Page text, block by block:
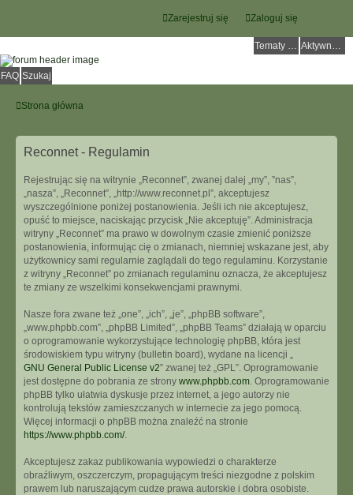
Zaloguj się
Zarejestruj się
Tematy bez odpowiedzi Aktywne tematy
FAQ Szukaj
Strona główna
Reconnet - Regulamin
Rejestrując się na witrynie „Reconnet”, zwanej dalej „my”, ”nas”,
„nasza”, „Reconnet”, „http://www.reconnet.pl”, akceptujesz
wyszczególnione poniżej postanowienia. Jeśli ich nie akceptujesz,
opuść to miejsce, naciskając przycisk „Nie akceptuję”. Administracja
witryny „Reconnet” ma prawo w dowolnym czasie zmienić poniższe
postanowienia, informując cię o zmianach, niemniej wskazane jest, aby
użytkownicy sami regularnie zaglądali do tego regulaminu. Korzystanie
z witryny „Reconnet” po zmianach regulaminu oznacza, że akceptujesz
te zmiany ze wszelkimi konsekwencjami prawnymi.
Nasze fora zwane też „one”, „ich”, „je”, „phpBB software”,
„www.phpbb.com”, „phpBB Limited”, „phpBB Teams” działają w oparciu
o oprogramowanie wykorzystujące technologię phpBB, która jest
środowiskiem typu witryny (bulletin board), wydane na licencji „
GNU General Public License v2” zwanej też „GPL”. Oprogramowanie
jest dostępne do pobrania ze strony www.phpbb.com. Oprogramowanie
phpBB tylko ułatwia dyskusje przez internet, a jego autorzy nie
kontrolują tekstów zamieszczanych w internecie za jego pomocą.
Więcej informacji o phpBB można znaleźć na stronie
https://www.phpbb.com/.
Akceptujesz zakaz publikowania wypowiedzi o charakterze
obraźliwym, oszczerczym, propagującym treści niezgodne z polskim
prawem lub naruszającym cudze prawa autorskie i dobra osobiste.